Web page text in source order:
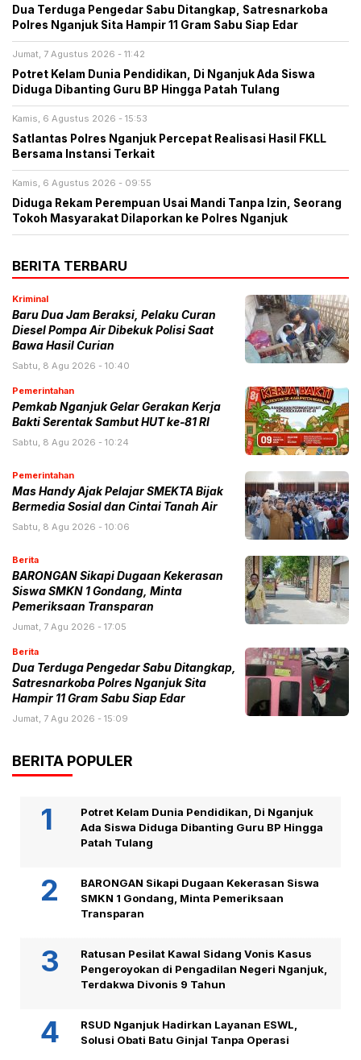
Dua Terduga Pengedar Sabu Ditangkap, Satresnarkoba
Polres Nganjuk Sita Hampir 11 Gram Sabu Siap Edar
Jumat, 7 Agustus 2026 - 11:42
Potret Kelam Dunia Pendidikan, Di Nganjuk Ada Siswa
Diduga Dibanting Guru BP Hingga Patah Tulang
Kamis, 6 Agustus 2026 - 15:53
Satlantas Polres Nganjuk Percepat Realisasi Hasil FKLL
Bersama Instansi Terkait
Kamis, 6 Agustus 2026 - 09:55
Diduga Rekam Perempuan Usai Mandi Tanpa Izin, Seorang
Tokoh Masyarakat Dilaporkan ke Polres Nganjuk
BERITA TERBARU
Kriminal
Baru Dua Jam Beraksi, Pelaku Curan
Diesel Pompa Air Dibekuk Polisi Saat
Bawa Hasil Curian
Sabtu, 8 Agu 2026 - 10:40
Pemerintahan
Pemkab Nganjuk Gelar Gerakan Kerja
Bakti Serentak Sambut HUT ke-81 RI
Sabtu, 8 Agu 2026 - 10:24
Pemerintahan
Mas Handy Ajak Pelajar SMEKTA Bijak
Bermedia Sosial dan Cintai Tanah Air
Sabtu, 8 Agu 2026 - 10:06
Berita
BARONGAN Sikapi Dugaan Kekerasan
Siswa SMKN 1 Gondang, Minta
Pemeriksaan Transparan
Jumat, 7 Agu 2026 - 17:05
Berita
Dua Terduga Pengedar Sabu Ditangkap,
Satresnarkoba Polres Nganjuk Sita
Hampir 11 Gram Sabu Siap Edar
Jumat, 7 Agu 2026 - 15:09
BERITA POPULER
Potret Kelam Dunia Pendidikan, Di Nganjuk
Ada Siswa Diduga Dibanting Guru BP Hingga
Patah Tulang
BARONGAN Sikapi Dugaan Kekerasan Siswa
SMKN 1 Gondang, Minta Pemeriksaan
Transparan
Ratusan Pesilat Kawal Sidang Vonis Kasus
Pengeroyokan di Pengadilan Negeri Nganjuk,
Terdakwa Divonis 9 Tahun
RSUD Nganjuk Hadirkan Layanan ESWL,
Solusi Obati Batu Ginjal Tanpa Operasi